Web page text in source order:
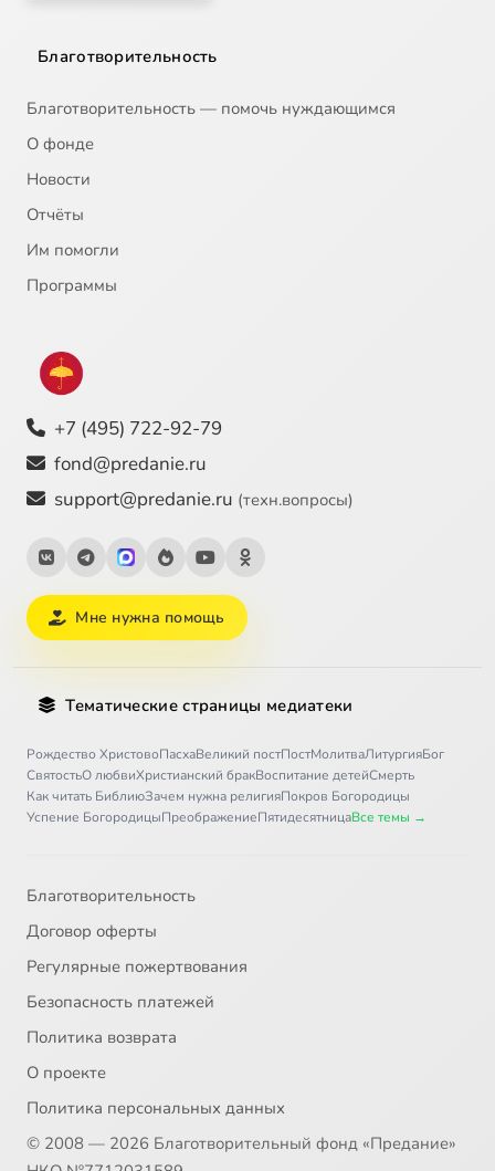
Благотворительность
Благотворительность — помочь нуждающимся
О фонде
Новости
Отчёты
Им помогли
Программы
+7 (495) 722-92-79
fond@predanie.ru
support@predanie.ru (техн.вопросы)
Мне нужна помощь
Тематические страницы медиатеки
Рождество ХристовоПасхаВеликий постПостМолитваЛитургияБог
СвятостьО любвиХристианский бракВоспитание детейСмерть
Как читать БиблиюЗачем нужна религияПокров Богородицы
Успение БогородицыПреображениеПятидесятницаВсе темы →
Благотворительность
Договор оферты
Регулярные пожертвования
Безопасность платежей
Политика возврата
О проекте
Политика персональных данных
© 2008 — 2026 Благотворительный фонд «Предание»